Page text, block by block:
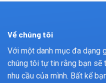
Về chúng tôi
Với một danh mục đa dạng
chúng tôi tự tin rằng bạn sẽ
nhu cầu của mình. Bất kể